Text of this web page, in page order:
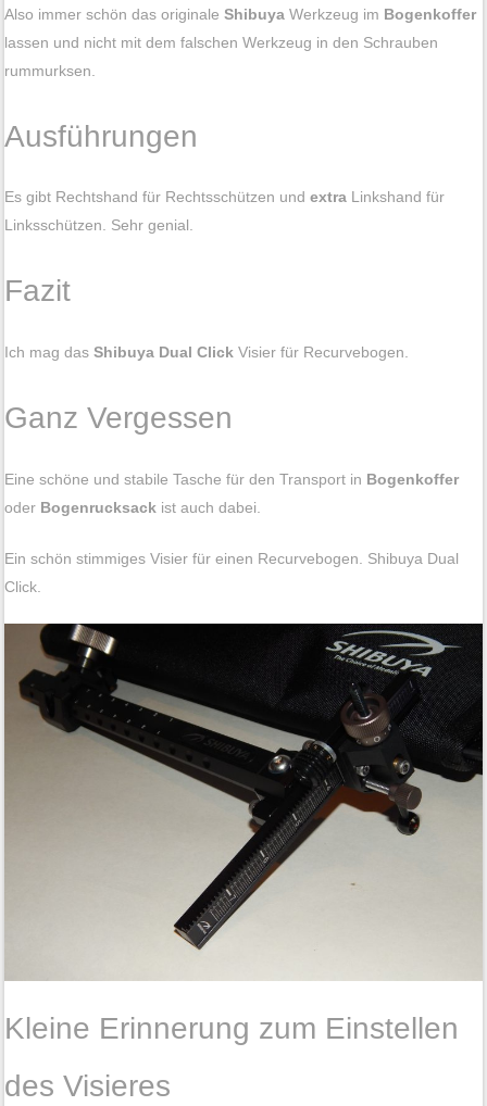
Also immer schön das originaleShibuyaWerkzeug im Bogenkoffer
lassen und nicht mit dem falschen Werkzeug in den Schrauben
rummurksen.
Ausführungen
Es gibt Rechtshand für Rechtsschützen undextra Linkshand für
Linksschützen. Sehr genial.
Fazit
Ich mag dasShibuya Dual Click Visier für Recurvebogen.
Ganz Vergessen
Eine schöne und stabile Tasche für den Transport in Bogenkoffer
oder Bogenrucksack ist auch dabei.
Ein schön stimmiges Visier für einen Recurvebogen. Shibuya Dual
Click.
Kleine Erinnerung zum Einstellen
des Visieres